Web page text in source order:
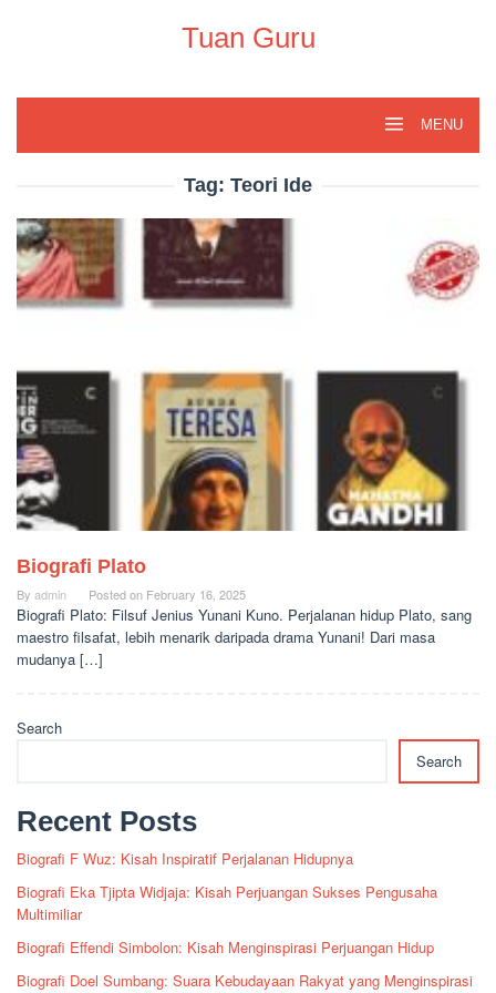
Tuan Guru
MENU
Tag: Teori Ide
Biografi Plato
By admin Posted on February 16, 2025
Biografi Plato: Filsuf Jenius Yunani Kuno. Perjalanan hidup Plato, sang
maestro filsafat, lebih menarik daripada drama Yunani! Dari masa
mudanya […]
Search
Search
Recent Posts
Biografi F Wuz: Kisah Inspiratif Perjalanan Hidupnya
Biografi Eka Tjipta Widjaja: Kisah Perjuangan Sukses Pengusaha
Multimiliar
Biografi Effendi Simbolon: Kisah Menginspirasi Perjuangan Hidup
Biografi Doel Sumbang: Suara Kebudayaan Rakyat yang Menginspirasi